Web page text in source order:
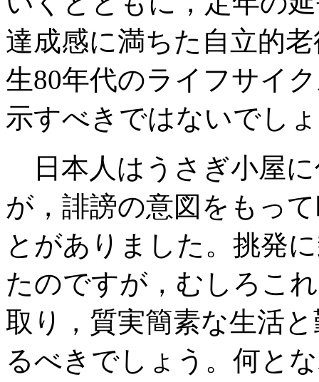
達成感に満ちた自立的
生80年代のライフサイ
示すべきではないでし
日本人はうさぎ小屋
が，誹謗の意図をもっ
とがありました。挑発
たのですが，むしろこ
取り，質実簡素な生活
るべきでしょう。何と